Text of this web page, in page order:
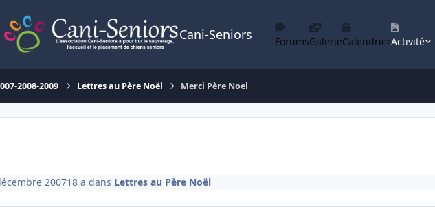
Cani-Seniors ForumsGalerieCalendrierActivité
2008-2009 Lettres au Père Noël Merci Père Noel
200718 a dans Lettres au Père Noël